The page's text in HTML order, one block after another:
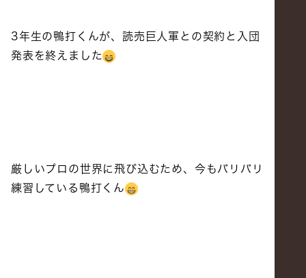
3年生の鴨打くんが、読売巨人軍との契約と入団
発表を終えました
厳しいプロの世界に飛び込むため、今もバリバリ
練習している鴨打くん